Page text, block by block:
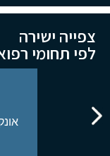
צפייה ישירה
לפי תחומי